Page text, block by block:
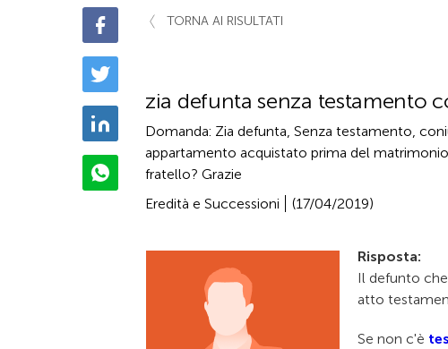
TORNA AI RISULTATI
zia defunta senza testamento
Domanda: Zia defunta, Senza testamento,
appartamento acquistato prima del
fratello? Grazie
Eredità e Successioni
(17/04/2019)
Risposta:
Il defunto
atto
Se non c'è